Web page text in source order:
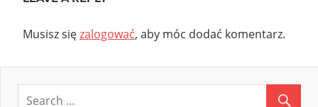
Musisz sięzalogować, aby móc dodać komentarz.